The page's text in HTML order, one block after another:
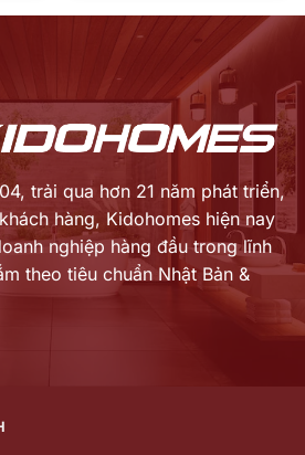
40.290.000 ₫.
28.203.000 ₫.
trải qua hơn 21 năm phát triển,
hàng, Kidohomes hiện nay
nghiệp hàng đầu trong lĩnh
theo tiêu chuẩn Nhật Bản &